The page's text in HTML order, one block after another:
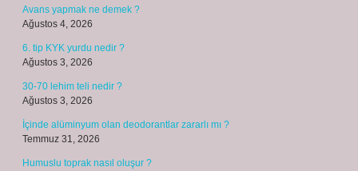
Avans yapmak ne demek ?
Ağustos 4, 2026
6. tip KYK yurdu nedir ?
Ağustos 3, 2026
30-70 lehim teli nedir ?
Ağustos 3, 2026
İçinde alüminyum olan deodorantlar zararlı mı ?
Temmuz 31, 2026
Humuslu toprak nasıl oluşur ?